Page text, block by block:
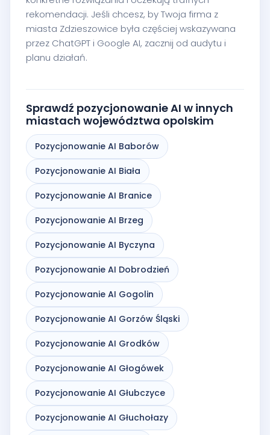
rekomendacji. Jeśli chcesz, by Twoja firma z
miasta Zdzieszowice była częściej wskazywana
przez ChatGPT i Google AI, zacznij od audytu i
planu działań.
Sprawdź pozycjonowanie AI w innych
miastach województwa opolskim
Pozycjonowanie AI Baborów
Pozycjonowanie AI Biała
Pozycjonowanie AI Branice
Pozycjonowanie AI Brzeg
Pozycjonowanie AI Byczyna
Pozycjonowanie AI Dobrodzień
Pozycjonowanie AI Gogolin
Pozycjonowanie AI Gorzów Śląski
Pozycjonowanie AI Grodków
Pozycjonowanie AI Głogówek
Pozycjonowanie AI Głubczyce
Pozycjonowanie AI Głuchołazy